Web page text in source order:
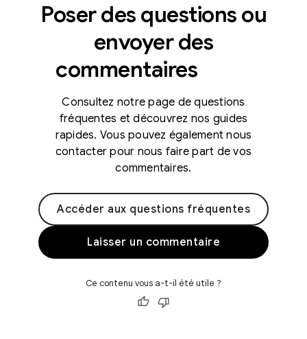
Poser des questions ou
envoyer des
commentaires
Consultez notre page de questions
fréquentes et découvrez nos guides
rapides. Vous pouvez également nous
contacter pour nous faire part de vos
commentaires.
Accéder aux questions fréquentes
Laisser un commentaire
Ce contenu vous a-t-il été utile ?